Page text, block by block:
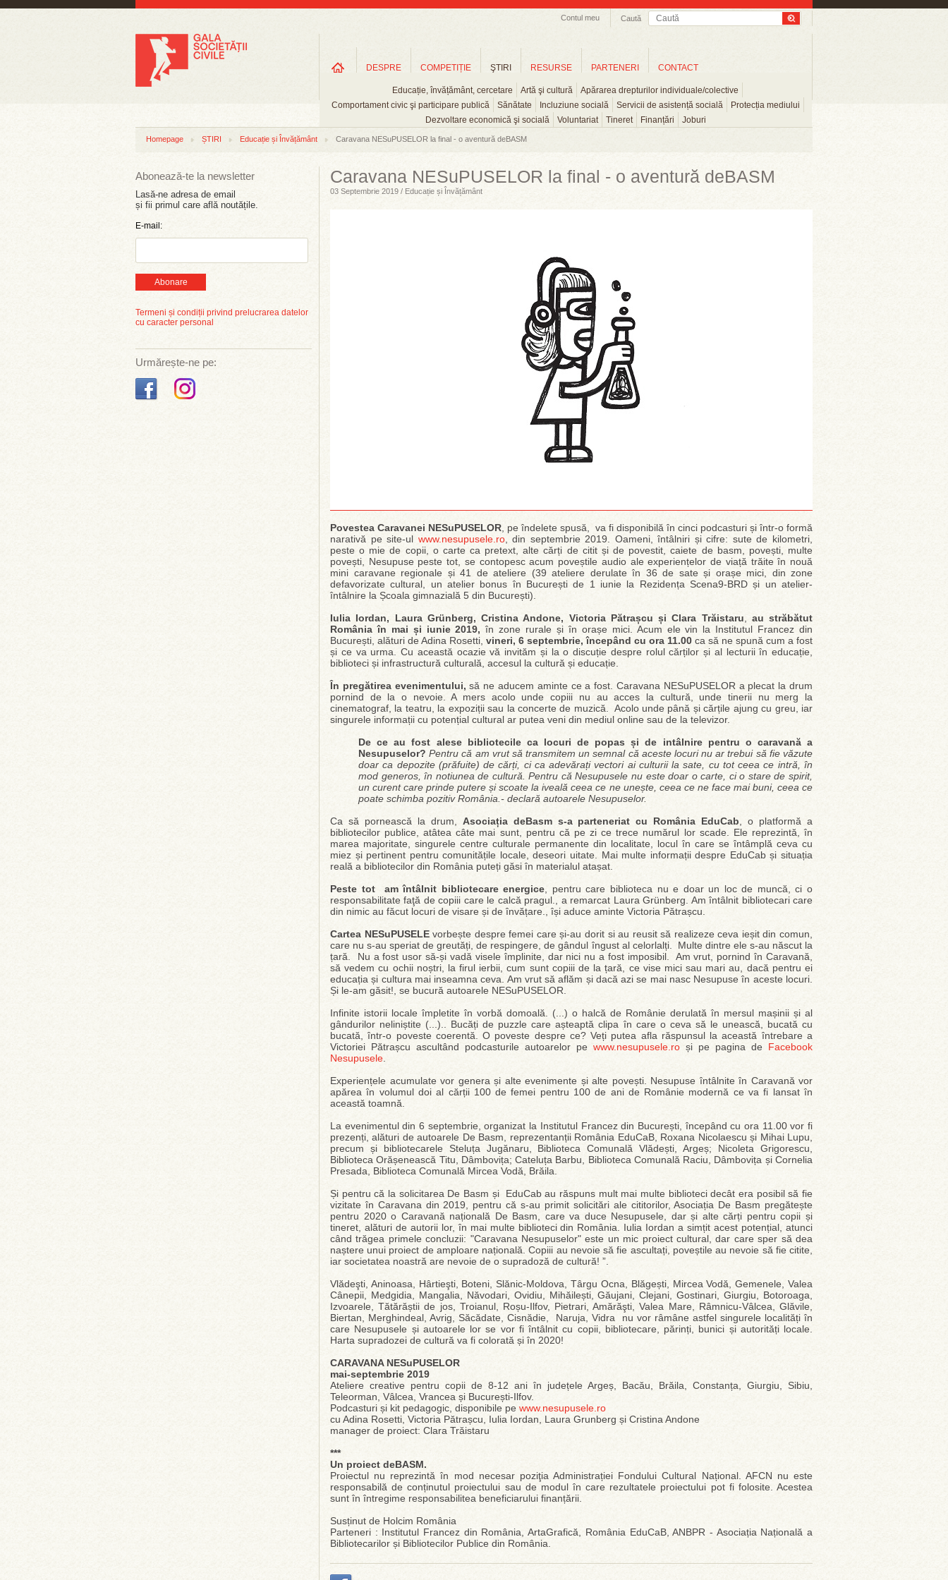
Caută
Contul meu
DESPRE COMPETIȚIE ŞTIRI
Educație, învățământ, cercetare Artă şi cultură
Apărarea drepturilor individuale/colective
Comportament civic şi participare publică
Sănătate Incluziune socială Servicii de asistență socială
Protecția mediului
Dezvoltare economică şi socială
Voluntariat Tineret Finanțări Joburi
RESURSE PARTENERI CONTACT
Homepage ȘTIRI Educație și Învățământ Caravana NESuPUSELOR la final - o aventură deBASM
Abonează-te la newsletter
Lasă-ne adresa de email
și fii primul care află noutățile.
E-mail:
Abonare
Termeni și condiții privind prelucrarea datelor
cu caracter personal
Urmărește-ne pe:
Caravana NESuPUSELOR la final - o aventură deBASM
03 Septembrie 2019 / Educație și Învățământ
Povestea Caravanei NESuPUSELOR , pe îndelete spusă, va fi disponibilă în cinci podcasturi și într-o formă
narativă pe site-ul www.nesupusele.ro, din septembrie 2019. Oameni, întâlniri și cifre: sute de kilometri,
peste o mie de copii, o carte ca pretext, alte cărți de citit și de povestit, caiete de basm, povești, multe
povești, Nesupuse peste tot, se contopesc acum poveștile audio ale experiențelor de viață trăite în nouă
mini caravane regionale și 41 de ateliere (39 ateliere derulate în 36 de sate și orașe mici, din zone
defavorizate cultural, un atelier bonus în București de 1 iunie la Rezidența Scena9-BRD și un atelier-
întâlnire la Școala gimnazială 5 din București).
Iulia Iordan, Laura Grünberg, Cristina Andone, Victoria Pătrașcu și Clara Trăistaru
au străbătut
România în mai și iunie 2019, în zone rurale și în orașe mici. Acum ele vin la Institutul Francez din
București, alături de Adina Rosetti, vineri, 6 septembrie, începând cu ora 11.00 ca să ne spună cum a fost
și ce va urma. Cu această ocazie vă invităm și la o discuție despre rolul cărților și al lecturii în educație,
biblioteci și infrastructură culturală, accesul la cultură și educație.
În pregătirea evenimentului, să ne aducem aminte ce a fost. Caravana NESuPUSELOR a plecat la drum
pornind de la o nevoie. A mers acolo unde copiii nu au acces la cultură, unde tinerii nu merg la
cinematograf, la teatru, la expoziții sau la concerte de muzică. Acolo unde până și cărțile ajung cu greu, iar
singurele informații cu potențial cultural ar putea veni din mediul online sau de la televizor.
De ce au fost alese bibliotecile ca locuri de popas și de intâlnire pentru o caravană a
Nesupuselor?Pentru că am vrut să transmitem un semnal că aceste locuri nu ar trebui să fie văzute
doar ca depozite (prăfuite) de cărți, ci ca adevărați vectori ai culturii la sate, cu tot ceea ce intră, în
mod generos, în notiunea de cultură. Pentru că Nesupusele nu este doar o carte, ci o stare de spirit,
un curent care prinde putere și scoate la iveală ceea ce ne unește, ceea ce ne face mai buni, ceea ce
poate schimba pozitiv România.- declară autoarele Nesupuselor.
Ca să pornească la drum, Asociația deBasm s-a parteneriat cu România EduCab , o platformă a
bibliotecilor publice, atâtea câte mai sunt, pentru că pe zi ce trece numărul lor scade. Ele reprezintă, în
marea majoritate, singurele centre culturale permanente din localitate, locul în care se întâmplă ceva cu
miez și pertinent pentru comunitățile locale, deseori uitate. Mai multe informații despre EduCab și situația
reală a bibliotecilor din România puteți găsi în materialul atașat.
Peste tot am întâlnit bibliotecare energice , pentru care biblioteca nu e doar un loc de muncă, ci o
responsabilitate faţă de copiii care le calcă pragul., a remarcat Laura Grünberg. Am întâlnit bibliotecari care
din nimic au făcut locuri de visare și de învățare., își aduce aminte Victoria Pătrașcu.
Cartea NESuPUSELEvorbește despre femei care și-au dorit si au reusit să realizeze ceva ieșit din comun,
care nu s-au speriat de greutăți, de respingere, de gândul îngust al celorlalți. Multe dintre ele s-au născut la
țară. Nu a fost usor să-și vadă visele împlinite, dar nici nu a fost imposibil. Am vrut, pornind în Caravană,
să vedem cu ochii noștri, la firul ierbii, cum sunt copiii de la țară, ce vise mici sau mari au, dacă pentru ei
educația și cultura mai inseamna ceva. Am vrut să aflăm și dacă azi se mai nasc Nesupuse în aceste locuri.
Și le-am găsit!, se bucură autoarele NESuPUSELOR.
Infinite istorii locale împletite în vorbă domoală. (...) o halcă de Românie derulată în mersul mașinii și al
gândurilor neliniștite (...).. Bucăți de puzzle care așteaptă clipa în care o ceva să le unească, bucată cu
bucată, într-o poveste coerentă. O poveste despre ce? Veți putea afla răspunsul la această întrebare a
Victoriei Pătrașcu ascultând podcasturile autoarelor pe www.nesupusele.ro și pe pagina de Facebook
Nesupusele
Experiențele acumulate vor genera și alte evenimente și alte povești. Nesupuse întâlnite în Caravană vor
apărea în volumul doi al cărții 100 de femei pentru 100 de ani de Românie modernă ce va fi lansat în
această toamnă.
La evenimentul din 6 septembrie, organizat la Institutul Francez din București, începând cu ora 11.00 vor fi
prezenți, alături de autoarele De Basm, reprezentanții România EduCaB, Roxana Nicolaescu și Mihai Lupu,
precum și bibliotecarele Steluța Jugănaru, Biblioteca Comunală Vlădești, Argeș; Nicoleta Grigorescu,
Biblioteca Orășenească Titu, Dâmbovița; Cateluța Barbu, Biblioteca Comunală Raciu, Dâmbovița și Cornelia
Presada, Biblioteca Comunală Mircea Vodă, Brăila.
Și pentru că la solicitarea De Basm și EduCab au răspuns mult mai multe biblioteci decât era posibil să fie
vizitate în Caravana din 2019, pentru că s-au primit solicitări ale cititorilor, Asociația De Basm pregătește
pentru 2020 o Caravană națională De Basm, care va duce Nesupusele, dar și alte cărți pentru copii și
tineret, alături de autorii lor, în mai multe biblioteci din România. Iulia Iordan a simțit acest potențial, atunci
când trăgea primele concluzii: "Caravana Nesupuselor" este un mic proiect cultural, dar care sper să dea
naștere unui proiect de amploare națională. Copiii au nevoie să fie ascultați, poveștile au nevoie să fie citite,
iar societatea noastră are nevoie de o supradoză de cultură! ”.
Vlădeşti, Aninoasa, Hârtieşti, Boteni, Slănic-Moldova, Târgu Ocna, Blăgești, Mircea Vodă, Gemenele, Valea
Cânepii, Medgidia, Mangalia, Năvodari, Ovidiu, Mihăilești, Găujani, Clejani, Gostinari, Giurgiu, Botoroaga,
Izvoarele, Tătărăștii de jos, Troianul, Roșu-Ilfov, Pietrari, Amărăşti, Valea Mare, Râmnicu-Vâlcea, Glăvile,
Biertan, Merghindeal, Avrig, Săcădate, Cisnădie, Naruja, Vidra nu vor râmâne astfel singurele localități în
care Nesupusele și autoarele lor se vor fi întâlnit cu copii, bibliotecare, părinți, bunici și autorități locale.
Harta supradozei de cultură va fi colorată și în 2020!
CARAVANA NESuPUSELOR
mai-septembrie 2019
Ateliere creative pentru copii de 8-12 ani în județele Argeș, Bacău, Brăila, Constanța, Giurgiu, Sibiu,
Teleorman, Vâlcea, Vrancea și București-Ilfov.
Podcasturi și kit pedagogic, disponibile pe www.nesupusele.ro
cu Adina Rosetti, Victoria Pătrașcu, Iulia Iordan, Laura Grunberg și Cristina Andone
manager de proiect: Clara Trăistaru
***
Un proiect deBASM.
Proiectul nu reprezintă în mod necesar poziţia Administrației Fondului Cultural Național. AFCN nu este
responsabilă de conținutul proiectului sau de modul în care rezultatele proiectului pot fi folosite. Acestea
sunt în întregime responsabilitea beneficiarului finanțării.
Susținut de Holcim România
Parteneri : Institutul Francez din România, ArtaGrafică, România EduCaB, ANBPR - Asociația Națională a
Bibliotecarilor și Bibliotecilor Publice din România.